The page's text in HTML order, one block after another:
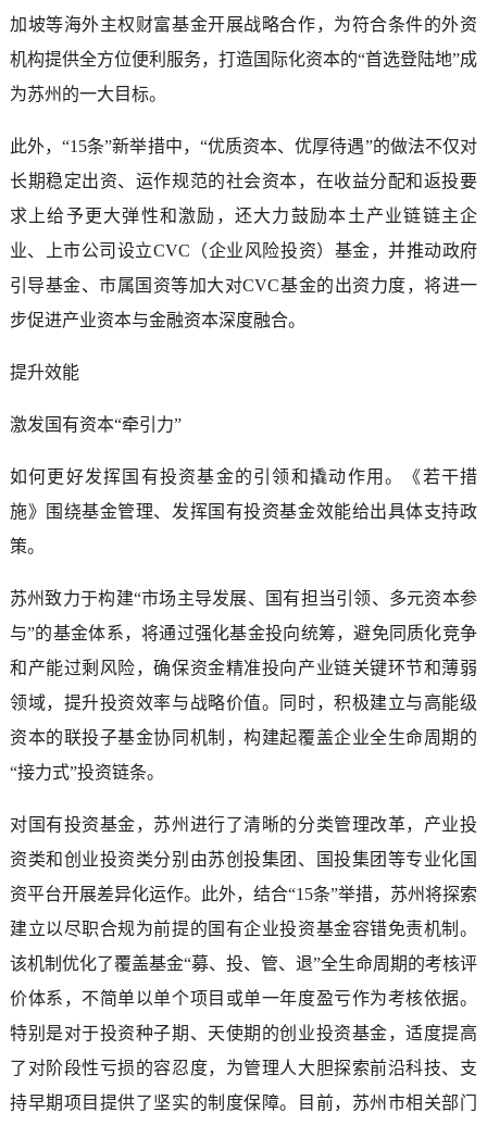
加坡等海外主权财富基金开展战略合作，为符合条件的外资
机构提供全方位便利服务，打造国际化资本的“首选登陆地”成
为苏州的一大目标。
此外，“15条”新举措中，“优质资本、优厚待遇”的做法不仅对
长期稳定出资、运作规范的社会资本，在收益分配和返投要
求上给予更大弹性和激励，还大力鼓励本土产业链链主企
业、上市公司设立CVC（企业风险投资）基金，并推动政府
引导基金、市属国资等加大对CVC基金的出资力度，将进一
步促进产业资本与金融资本深度融合。
提升效能
激发国有资本“牵引力”
如何更好发挥国有投资基金的引领和撬动作用。《若干措
施》围绕基金管理、发挥国有投资基金效能给出具体支持政
策。
苏州致力于构建“市场主导发展、国有担当引领、多元资本参
与”的基金体系，将通过强化基金投向统筹，避免同质化竞争
和产能过剩风险，确保资金精准投向产业链关键环节和薄弱
领域，提升投资效率与战略价值。同时，积极建立与高能级
资本的联投子基金协同机制，构建起覆盖企业全生命周期的
“接力式”投资链条。
对国有投资基金，苏州进行了清晰的分类管理改革，产业投
资类和创业投资类分别由苏创投集团、国投集团等专业化国
资平台开展差异化运作。此外，结合“15条”举措，苏州将探索
建立以尽职合规为前提的国有企业投资基金容错免责机制。
该机制优化了覆盖基金“募、投、管、退”全生命周期的考核评
价体系，不简单以单个项目或单一年度盈亏作为考核依据。
特别是对于投资种子期、天使期的创业投资基金，适度提高
了对阶段性亏损的容忍度，为管理人大胆探索前沿科技、支
持早期项目提供了坚实的制度保障。目前，苏州市相关部门